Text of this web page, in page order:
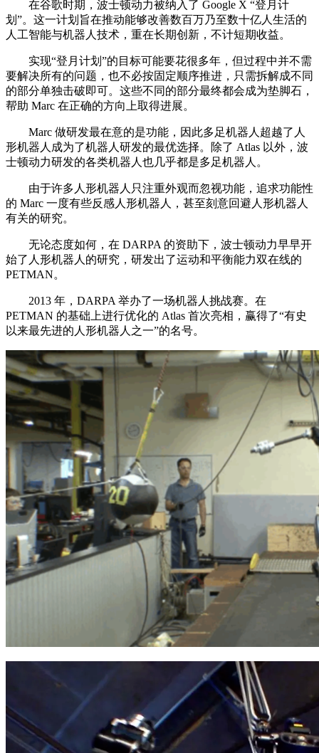
在谷歌时期，波士顿动力被纳入了 Google X “登月计
划”。这一计划旨在推动能够改善数百万乃至数十亿人生活的
人工智能与机器人技术，重在长期创新，不计短期收益。
实现“登月计划”的目标可能要花很多年，但过程中并不需
要解决所有的问题，也不必按固定顺序推进，只需拆解成不同
的部分单独击破即可。这些不同的部分最终都会成为垫脚石，
帮助 Marc 在正确的方向上取得进展。
Marc 做研发最在意的是功能，因此多足机器人超越了人
形机器人成为了机器人研发的最优选择。除了 Atlas 以外，波
士顿动力研发的各类机器人也几乎都是多足机器人。
由于许多人形机器人只注重外观而忽视功能，追求功能性
的 Marc 一度有些反感人形机器人，甚至刻意回避人形机器人
有关的研究。
无论态度如何，在 DARPA 的资助下，波士顿动力早早开
始了人形机器人的研究，研发出了运动和平衡能力双在线的
PETMAN。
2013 年，DARPA 举办了一场机器人挑战赛。在
PETMAN 的基础上进行优化的 Atlas 首次亮相，赢得了“有史
以来最先进的人形机器人之一”的名号。